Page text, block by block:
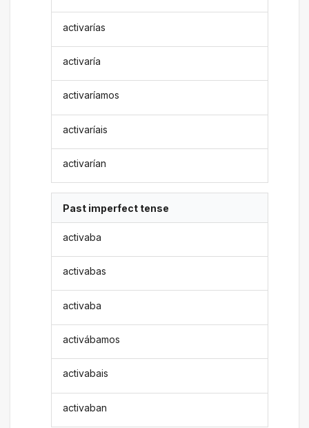
activarías
activaría
activaríamos
activaríais
activarían
Past imperfect tense
activaba
activabas
activaba
activábamos
activabais
activaban